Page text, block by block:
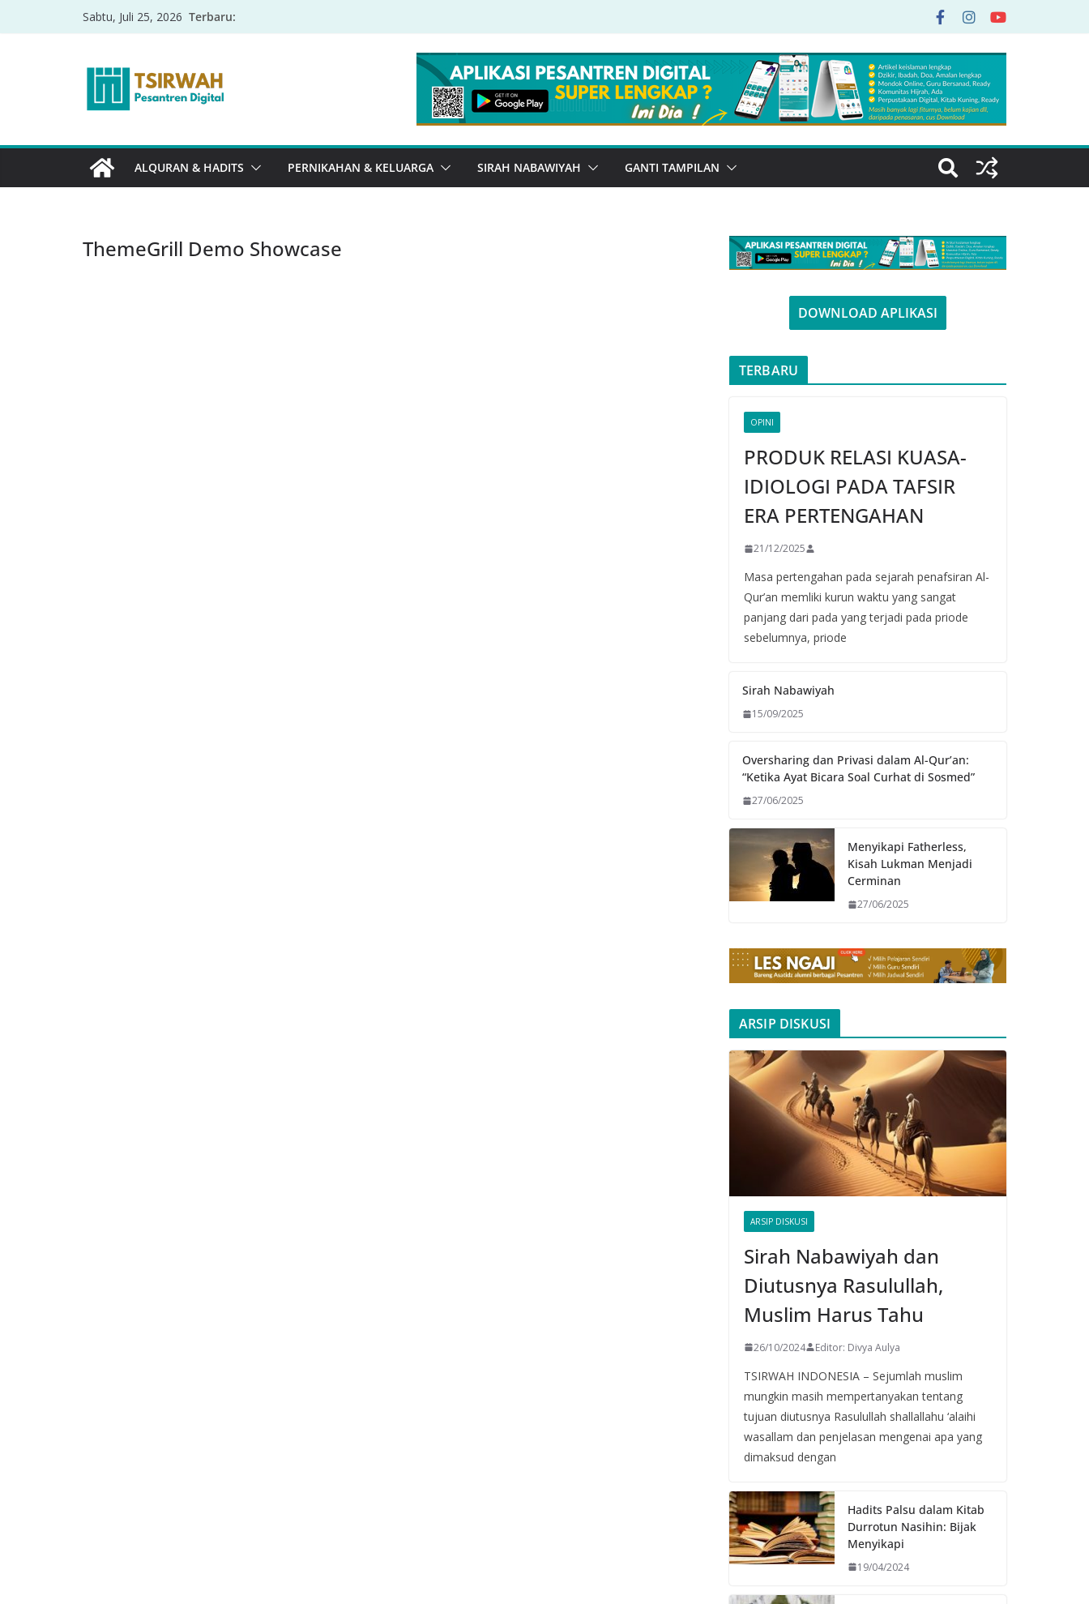
Sabtu, Juli 25, 2026 Terbaru:
ALQURAN & HADITS PERNIKAHAN & KELUARGA SIRAH NABAWIYAH GANTI TAMPILAN
ThemeGrill Demo Showcase
DOWNLOAD APLIKASI
TERBARU
OPINI
PRODUK RELASI KUASA-
IDIOLOGI PADA TAFSIR
ERA PERTENGAHAN
21/12/2025
Masa pertengahan pada sejarah penafsiran Al-
Qur’an memliki kurun waktu yang sangat
panjang dari pada yang terjadi pada priode
sebelumnya, priode
Sirah Nabawiyah
15/09/2025
Oversharing dan Privasi dalam Al-Qur’an:
“Ketika Ayat Bicara Soal Curhat di Sosmed”
27/06/2025
Menyikapi Fatherless,
Kisah Lukman Menjadi
Cerminan
27/06/2025
ARSIP DISKUSI
ARSIP DISKUSI
Sirah Nabawiyah dan
Diutusnya Rasulullah,
Muslim Harus Tahu
26/10/2024 Editor: Divya Aulya
TSIRWAH INDONESIA – Sejumlah muslim
mungkin masih mempertanyakan tentang
tujuan diutusnya Rasulullah shallallahu ‘alaihi
wasallam dan penjelasan mengenai apa yang
dimaksud dengan
Hadits Palsu dalam Kitab
Durrotun Nasihin: Bijak
Menyikapi
19/04/2024